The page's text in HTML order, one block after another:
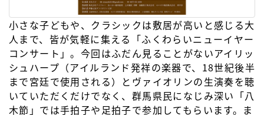
小さな子どもや、クラシックは敷居が高いと感じる大
人まで、皆が気軽に集える「ふくわらいニューイヤー
コンサート」。今回はふだん見ることがないアイリッ
シュハープ（アイルランド発祥の楽器で、18世紀後半
まで宮廷で使用される）とヴァイオリンの生演奏を聴
いていただくだけでなく、群馬県民になじみ深い「八
木節」では手拍子や足拍子で参加してもらいます。ま